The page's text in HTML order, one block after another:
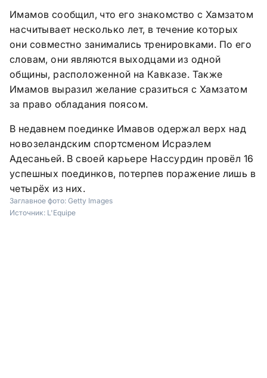
Имамов сообщил, что его знакомство с Хамзатом
насчитывает несколько лет, в течение которых
они совместно занимались тренировками. По его
словам, они являются выходцами из одной
общины, расположенной на Кавказе. Также
Имамов выразил желание сразиться с Хамзатом
за право обладания поясом.
В недавнем поединке Имавов одержал верх над
новозеландским спортсменом Исраэлем
Адесаньей. В своей карьере Нассурдин провёл 16
успешных поединков, потерпев поражение лишь в
четырёх из них.
Заглавное фото: Getty Images
Источник: L'Equipe